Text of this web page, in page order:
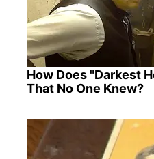
How Does "Darkest
That No One Knew?